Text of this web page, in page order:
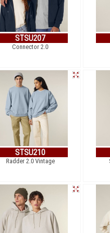
STSU207
Connector 2.0
STSU210
Radder 2.0 Vintage